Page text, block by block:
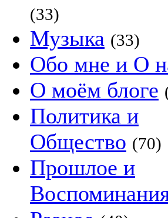
(33)
Музыка (33)
Обо мне и О
О моём блоге
Политика и
Общество (70)
Прошлое и